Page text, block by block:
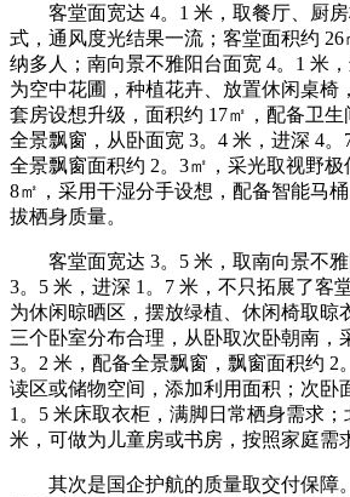
客堂面宽达 4。1 米，取餐厅、厨房
式，通风度光结果一流；客堂面积约
纳多人；南向景不雅阳台面宽 4。1 米
为空中花圃，种植花卉、放置休闲桌椅
套房设想升级，面积约 17㎡，配备卫
全景飘窗，从卧面宽 3。4 米，进深 4。
全景飘窗面积约 2。3㎡，采光取视野极
8㎡，采用干湿分手设想，配备智能马
拔栖身质量。
客堂面宽达 3。5 米，取南向景不雅
3。5 米，进深 1。7 米，不只拓展了客
为休闲晾晒区，摆放绿植、休闲椅取晾
三个卧室分布合理，从卧取次卧朝南，
3。2 米，配备全景飘窗，飘窗面积约 2
读区或储物空间，添加利用面积；次卧
1。5 米床取衣柜，满脚日常栖身需求
米，可做为儿童房或书房，按照家庭需
其次是国企护航的质量取交付保障